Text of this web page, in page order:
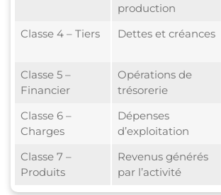
production
Classe 4 – Tiers Dettes et créances
Classe 5 –
Financier
Opérations de
trésorerie
Classe 6 –
Charges
Dépenses
d’exploitation
Classe 7 –
Produits
Revenus générés
par l’activité